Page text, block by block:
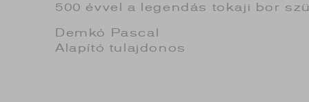
500 évvel a legendás tokaji bor
Demkó Pascal
Alapító tulajdonos